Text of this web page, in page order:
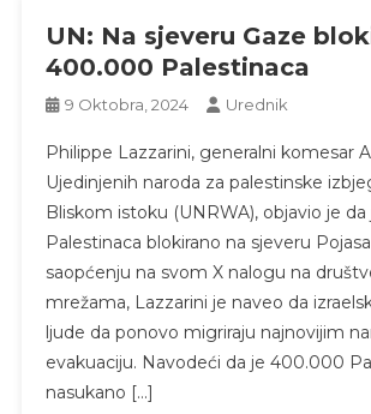
UN: Na sjeveru Gaze
400.000 Palestinaca
9 Oktobra, 2024 Urednik
Philippe Lazzarini, generalni komesar
Ujedinjenih naroda za palestinske
Bliskom istoku (UNRWA), objavio je
Palestinaca blokirano na sjeveru
saopćenju na svom X nalogu na
mrežama, Lazzarini je naveo da
ljude da ponovo migriraju najnovijim
evakuaciju. Navodeći da je 400.000
nasukano […]